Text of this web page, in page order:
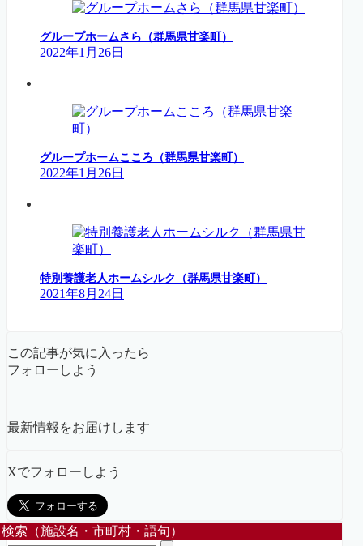
グループホームさら（群馬県甘楽町）
2022年1月26日
グループホームこころ（群馬県甘楽町）
2022年1月26日
特別養護老人ホームシルク（群馬県甘楽町）
2021年8月24日
この記事が気に入ったら
フォローしよう
最新情報をお届けします
Xでフォローしよう
検索（施設名・市町村・語句）